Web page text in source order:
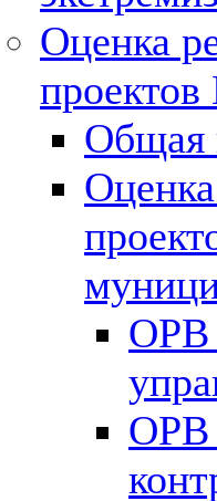
Оценка
Общая
ОРВ
ОРВ